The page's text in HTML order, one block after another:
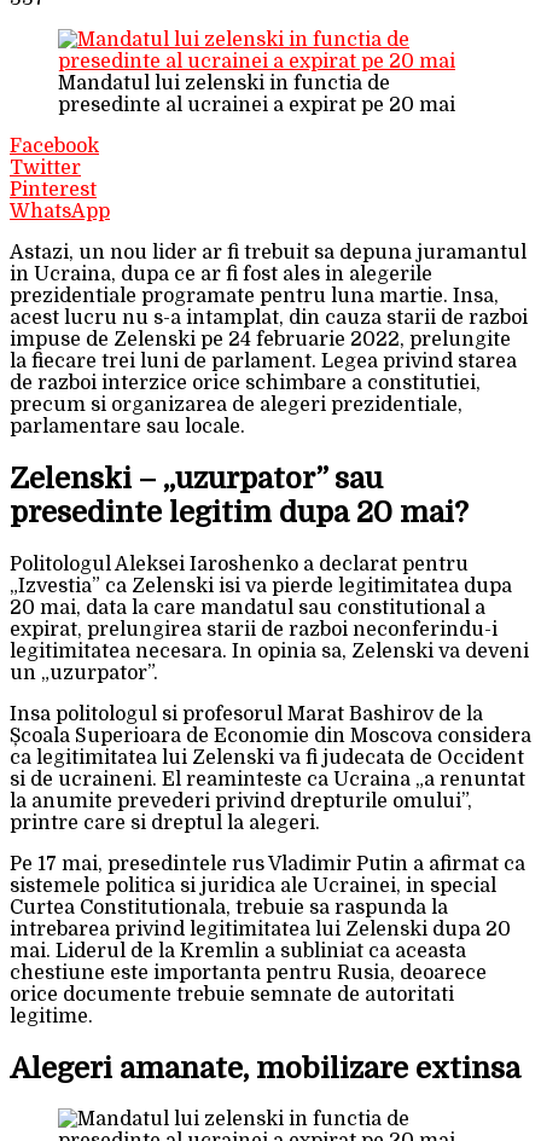
Mandatul lui zelenski in functia de
presedinte al ucrainei a expirat pe 20 mai
Facebook
Twitter
Pinterest
WhatsApp
Astazi, un nou lider ar fi trebuit sa depuna juramantul
in Ucraina, dupa ce ar fi fost ales in alegerile
prezidentiale programate pentru luna martie. Insa,
acest lucru nu s-a intamplat, din cauza starii de razboi
impuse de Zelenski pe 24 februarie 2022, prelungite
la fiecare trei luni de parlament. Legea privind starea
de razboi interzice orice schimbare a constitutiei,
precum si organizarea de alegeri prezidentiale,
parlamentare sau locale.
Zelenski – „uzurpator” sau
presedinte legitim dupa 20 mai?
Politologul Aleksei Iaroshenko a declarat pentru
„Izvestia” ca Zelenski isi va pierde legitimitatea dupa
20 mai, data la care mandatul sau constitutional a
expirat, prelungirea starii de razboi neconferindu-i
legitimitatea necesara. In opinia sa, Zelenski va deveni
un „uzurpator”.
Insa politologul si profesorul Marat Bashirov de la
Școala Superioara de Economie din Moscova considera
ca legitimitatea lui Zelenski va fi judecata de Occident
si de ucraineni. El reaminteste ca Ucraina „a renuntat
la anumite prevederi privind drepturile omului”,
printre care si dreptul la alegeri.
Pe 17 mai, presedintele rus Vladimir Putin a afirmat ca
sistemele politica si juridica ale Ucrainei, in special
Curtea Constitutionala, trebuie sa raspunda la
intrebarea privind legitimitatea lui Zelenski dupa 20
mai. Liderul de la Kremlin a subliniat ca aceasta
chestiune este importanta pentru Rusia, deoarece
orice documente trebuie semnate de autoritati
legitime.
Alegeri amanate, mobilizare extinsa